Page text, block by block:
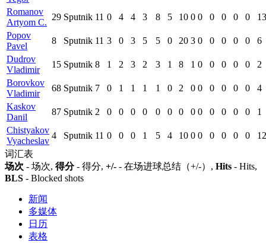
Romanov
Artyom C.
29 Sputnik 11 0 4 4 3 8 5 10 0 0 0 0 0 0
13
Popov
Pavel
8 Sputnik 11 3 0 3 5 5 0 20 3 0 0 0 0 0
6
Dudrov
Vladimir
15 Sputnik 8 1 2 3 2 3 1 8 1 0 0 0 0 0
2
Borovkov
Vladimir
68 Sputnik 7 0 1 1 1 1 0 2 0 0 0 0 0 0
4
Kaskov
Danil
87 Sputnik 2 0 0 0 0 0 0 0 0 0 0 0 0 0
1
Chistyakov
Vyacheslav
4 Sputnik 11 0 0 0 1 5 4 10 0 0 0 0 0 0
12
词汇表
场次 - 场次, 得分- 得分, +/- - 在场进球总结（+/-）, Hits - Hits,
BLS - Blocked shots
新闻
多媒体
日历
表格